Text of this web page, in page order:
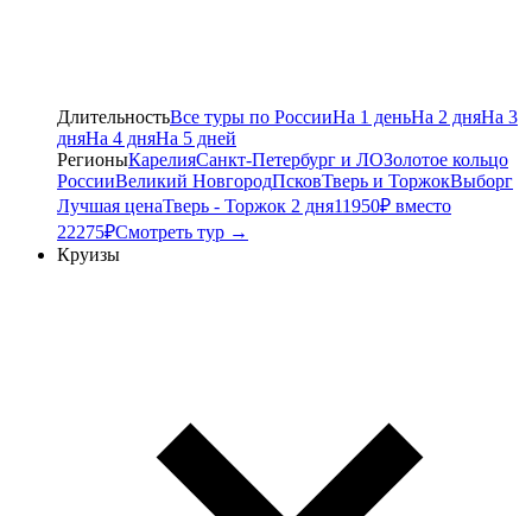
ДлительностьВсе туры по РоссииНа 1 деньНа 2 дняНа 3
дняНа 4 дняНа 5 дней
РегионыКарелияСанкт-Петербург и ЛОЗолотое кольцо
РоссииВеликий НовгородПсковТверь и ТоржокВыборг
Лучшая ценаТверь - Торжок 2 дня11950₽ вместо
22275₽Смотреть тур →
Круизы